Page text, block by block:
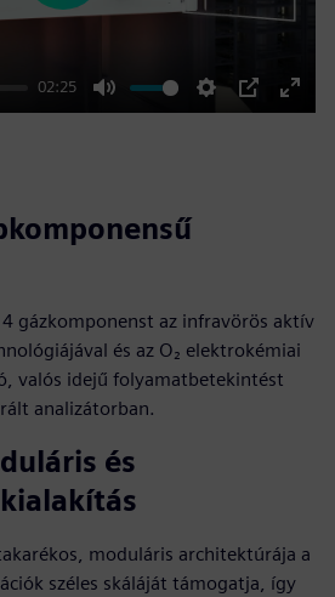
02:25
Mute Settings
PIP
Enter
gázkomponenst az infravörös aktív
és az O₂ elektrokémiai
valós idejű folyamatbetekintést
analizátorban.
és
moduláris architektúrája a
széles skáláját támogatja, így